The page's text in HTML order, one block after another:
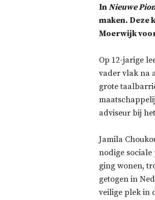
InNieuwe
maken. Deze
Moerwijk
Op 12-jarige
vader vlak na
grote
adviseur bij
Jamila
nodige
ging wonen,
getogen in
veilige plek in